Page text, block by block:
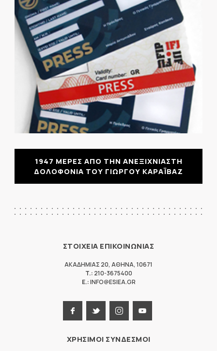
1947 ΜΕΡΕΣ ΑΠΟ ΤΗΝ ΑΝΕΞΙΧΝΙΑΣΤΗ
ΔΟΛΟΦΟΝΙΑ ΤΟΥ ΓΙΩΡΓΟΥ ΚΑΡΑΪΒΑΖ
ΣΤΟΙΧΕΙΑ ΕΠΙΚΟΙΝΩΝΙΑΣ
ΑΚΑΔΗΜΙΑΣ 20, ΑΘΗΝΑ, 10671
T.: 210-3675400
E.:INFO@ESIEA.GR
ΧΡΗΣΙΜΟΙ ΣΥΝΔΕΣΜΟΙ